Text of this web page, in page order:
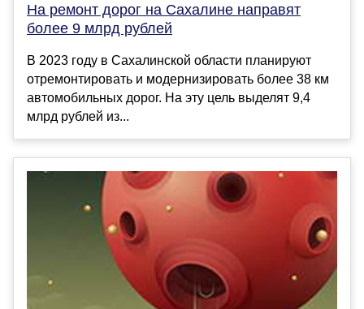
На ремонт дорог на Сахалине направят
более 9 млрд рублей
В 2023 году в Сахалинской области планируют
отремонтировать и модернизировать более 38 км
автомобильных дорог. На эту цель выделят 9,4
млрд рублей из...